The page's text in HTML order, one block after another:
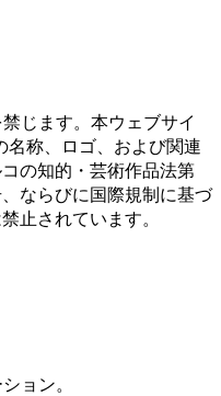
じます。本ウェブサイ
名称、ロゴ、および関連
の知的・芸術作品法第
ならびに国際規制に基づ
止されています。
ョン。